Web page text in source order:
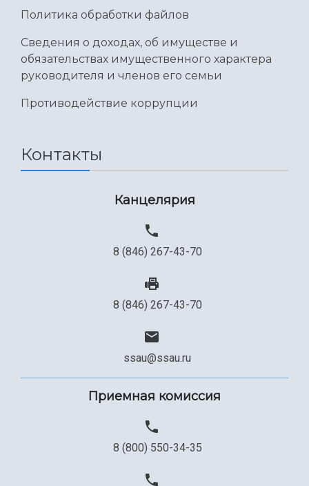
Политика обработки файлов
Сведения о доходах, об имуществе и
обязательствах имущественного характера
руководителя и членов его семьи
Противодействие коррупции
Контакты
Канцелярия
8 (846) 267-43-70
8 (846) 267-43-70
ssau@ssau.ru
Приемная комиссия
8 (800) 550-34-35